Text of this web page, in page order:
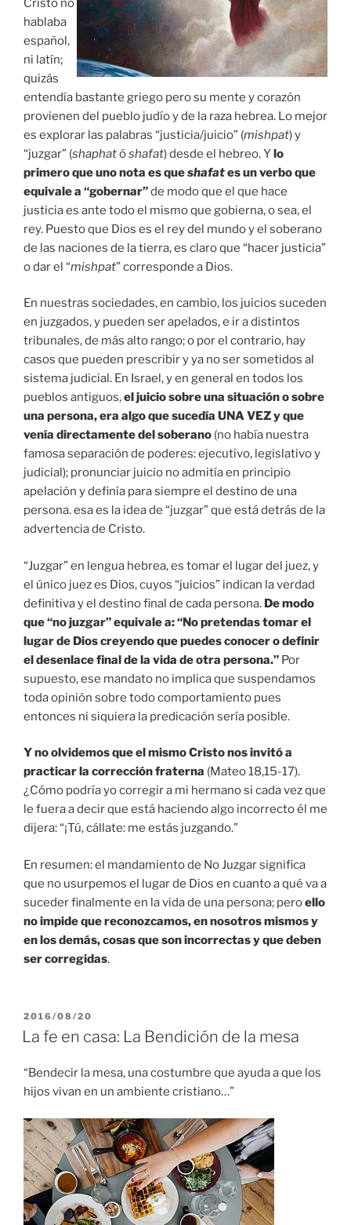
hablaba
español,
ni latín;
quizás
entendía bastante griego pero su mente y corazón
provienen del pueblo judío y de la raza hebrea. Lo mejor
es explorar las palabras “justicia/juicio” (mishpat) y
“juzgar” (shaphatóshafat) desde el hebreo. Ylo
primero que uno nota es queshafates un verbo que
equivale a “gobernar”de modo que el que hace
justicia es ante todo el mismo que gobierna, o sea, el
rey. Puesto que Dios es el rey del mundo y el soberano
de las naciones de la tierra, es claro que “hacer justicia”
o dar el “mishpat” corresponde a Dios.
En nuestras sociedades, en cambio, los juicios suceden
en juzgados, y pueden ser apelados, e ir a distintos
tribunales, de más alto rango; o por el contrario, hay
casos que pueden prescribir y ya no ser sometidos al
sistema judicial. En Israel, y en general en todos los
pueblos antiguos,el juicio sobre una situación o sobre
una persona, era algo que sucedía UNA VEZ y que
venía directamente del soberano (no había nuestra
famosa separación de poderes: ejecutivo, legislativo y
judicial); pronunciar juicio no admitía en principio
apelación y definía para siempre el destino de una
persona. esa es la idea de “juzgar” que está detrás de la
advertencia de Cristo.
“Juzgar” en lengua hebrea, es tomar el lugar del juez, y
el único juez es Dios, cuyos “juicios” indican la verdad
definitiva y el destino final de cada persona. De modo
que “no juzgar” equivale a: “No pretendas tomar el
lugar de Dios creyendo que puedes conocer o definir
el desenlace final de la vida de otra persona.” Por
supuesto, ese mandato no implica que suspendamos
toda opinión sobre todo comportamiento pues
entonces ni siquiera la predicación sería posible.
Y no olvidemos que el mismo Cristo nos invitó a
practicar la corrección fraterna (Mateo 18,15-17).
¿Cómo podría yo corregir a mi hermano si cada vez que
le fuera a decir que está haciendo algo incorrecto él me
dijera: “¡Tú, cállate: me estás juzgando.”
En resumen: el mandamiento de No Juzgar significa
que no usurpemos el lugar de Dios en cuanto a qué va a
suceder finalmente en la vida de una persona; peroello
no impide que reconozcamos, en nosotros mismos y
en los demás, cosas que son incorrectas y que deben
ser corregidas.
PUBLICADO
EL
2016/08/20
La fe en casa: La Bendición de la mesa
“Bendecir la mesa, una costumbre que ayuda a que los
hijos vivan en un ambiente cristiano…”